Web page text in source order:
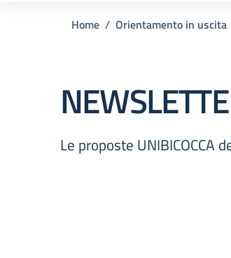
Home Orientamento in uscita
Le proposte UNIBICOCCA